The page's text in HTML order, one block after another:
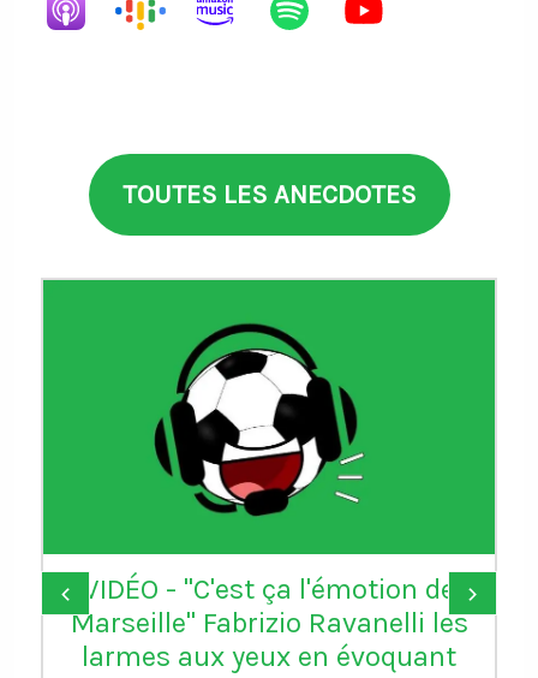
TOUTES LES ANECDOTES
VIDÉO - "C'est ça l'émotion de
Marseille" Fabrizio Ravanelli les
larmes aux yeux en évoquant
‹ ›